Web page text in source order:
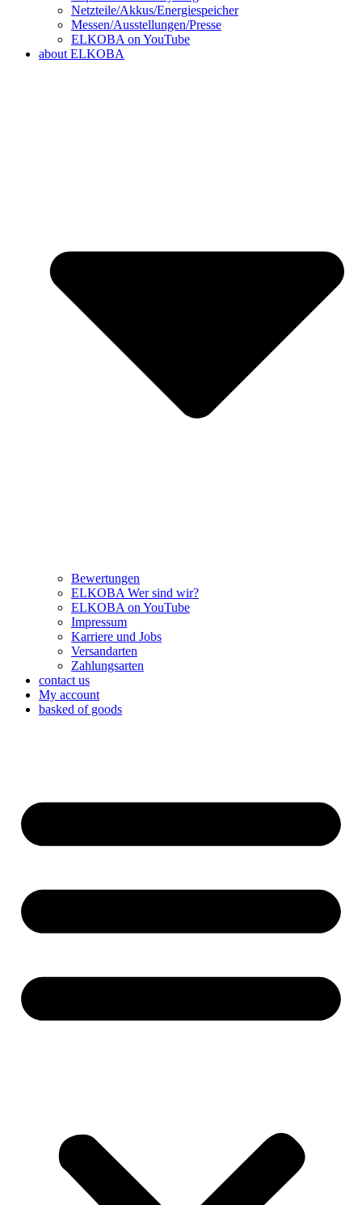
Netzteile/Akkus/Energiespeicher
Messen/Ausstellungen/Presse
ELKOBA on YouTube
about ELKOBA
Bewertungen
ELKOBA Wer sind wir?
ELKOBA on YouTube
Impressum
Karriere und Jobs
Versandarten
Zahlungsarten
contact us
My account
basked of goods